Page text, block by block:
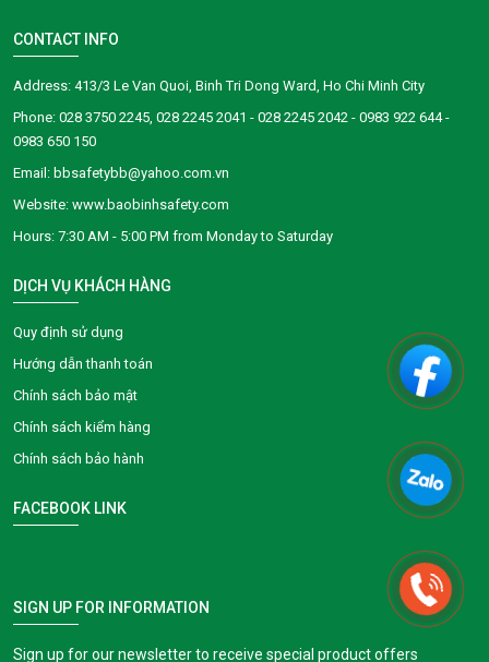
CONTACT INFO
Address: 413/3 Le Van Quoi, Binh Tri Dong Ward, Ho Chi Minh City
Phone: 028 3750 2245, 028 2245 2041 - 028 2245 2042 - 0983 922 644 -
0983 650 150
Email: bbsafetybb@yahoo.com.vn
Website: www.baobinhsafety.com
​​​​Hours: 7:30 AM - 5:00 PM from Monday to Saturday
DỊCH VỤ KHÁCH HÀNG
Quy định sử dụng
Hướng dẫn thanh toán
Chính sách bảo mật
Chính sách kiểm hàng
Chính sách bảo hành
FACEBOOK LINK
SIGN UP FOR INFORMATION
Sign up for our newsletter to receive special product offers